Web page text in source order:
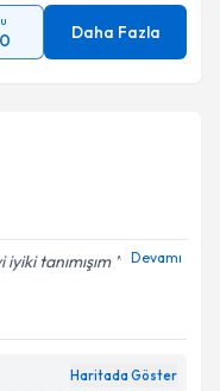
Daha Fazla
tanımışım Devamı
Haritada Göster